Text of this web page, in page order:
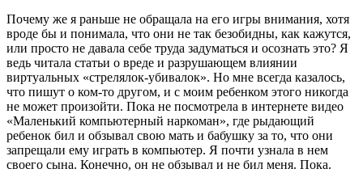
Почему же я раньше не обращала на его игры внимания, хотя
вроде бы и понимала, что они не так безобидны, как кажутся,
или просто не давала себе труда задуматься и осознать это? Я
ведь читала статьи о вреде и разрушающем влиянии
виртуальных «стрелялок-убивалок». Но мне всегда казалось,
что пишут о ком-то другом, и с моим ребенком этого никогда
не может произойти. Пока не посмотрела в интернете видео
«Маленький компьютерный наркоман», где рыдающий
ребенок бил и обзывал свою мать и бабушку за то, что они
запрещали ему играть в компьютер. Я почти узнала в нем
своего сына. Конечно, он не обзывал и не бил меня. Пока.